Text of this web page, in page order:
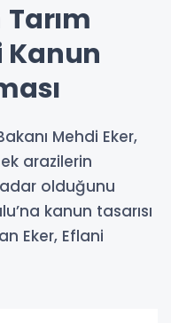
Kanun
Mehdi Eker,
arazilerin
olduğunu
kanun tasarısı
Eker, Eflani